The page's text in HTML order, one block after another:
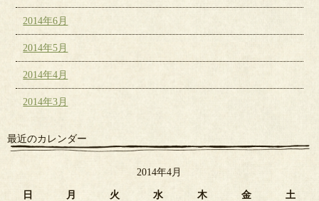
2014年6月
2014年5月
2014年4月
2014年3月
最近のカレンダー
2014年4月
日 月 火 水 木 金 土